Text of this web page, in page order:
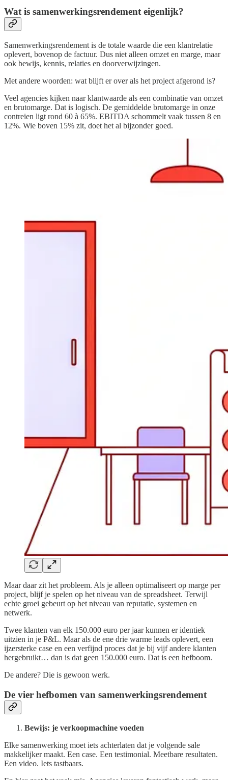
Wat is samenwerkingsrendement eigenlijk?
Samenwerkingsrendement is de totale waarde die een klantrelatie
oplevert, bovenop de factuur. Dus niet alleen omzet en marge, maar
ook bewijs, kennis, relaties en doorverwijzingen.
Met andere woorden: wat blijft er over als het project afgerond is?
Veel agencies kijken naar klantwaarde als een combinatie van omzet
en brutomarge. Dat is logisch. De gemiddelde brutomarge in onze
contreien ligt rond 60 à 65%. EBITDA schommelt vaak tussen 8 en
12%. Wie boven 15% zit, doet het al bijzonder goed.
Maar daar zit het probleem. Als je alleen optimaliseert op marge per
project, blijf je spelen op het niveau van de spreadsheet. Terwijl
echte groei gebeurt op het niveau van reputatie, systemen en
netwerk.
Twee klanten van elk 150.000 euro per jaar kunnen er identiek
uitzien in je P&L. Maar als de ene drie warme leads oplevert, een
ijzersterke case en een verfijnd proces dat je bij vijf andere klanten
hergebruikt… dan is dat geen 150.000 euro. Dat is een hefboom.
De andere? Die is gewoon werk.
De vier hefbomen van samenwerkingsrendement
Bewijs: je verkoopmachine voeden
Elke samenwerking moet iets achterlaten dat je volgende sale
makkelijker maakt. Een case. Een testimonial. Meetbare resultaten.
Een video. Iets tastbaars.